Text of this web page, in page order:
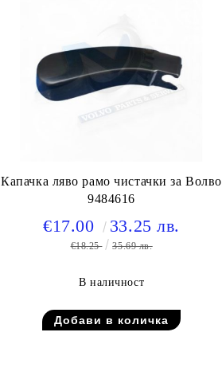
Капачка ляво рамо чистачки за Волво
9484616
€17.00 33.25 лв.
€18.25 35.69 лв.
В наличност